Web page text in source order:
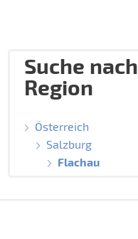
Suche nach
Region
Österreich
Salzburg
Flachau